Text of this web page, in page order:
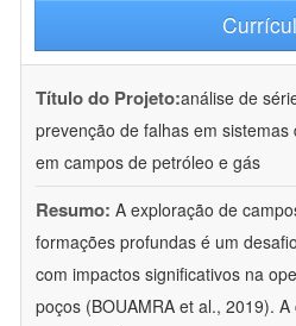
Título do Projeto:análise de
prevenção de falhas em
em campos de petróleo e gás
Resumo: A exploração de
formações profundas é um
com impactos significativos na
poços (BOUAMRA et al., 2019).